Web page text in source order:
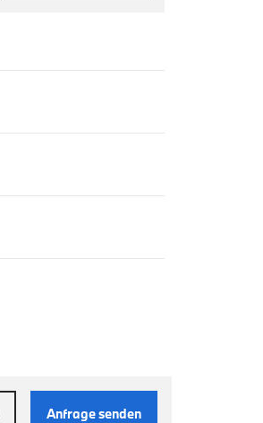
Anfrage senden